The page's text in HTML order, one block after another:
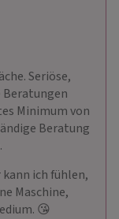
Seriöse,
Minimum von
Beratung
ich fühlen,
Maschine,
😘